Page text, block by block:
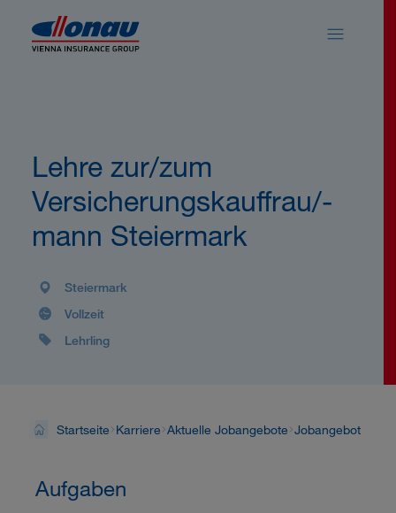
Lehre zur/zum
Versicherungskauffrau/-
mann Steiermark
Steiermark
Vollzeit
Lehrling
Startseite Karriere Aktuelle Jobangebote Jobangebot
Aufgaben